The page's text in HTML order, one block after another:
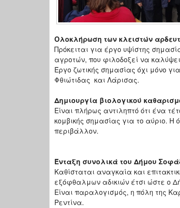
Ολοκλήρωση των κλειστών
Πρόκειται για έργο υψίστης
αγροτών, που φιλοδοξεί να
Έργο ζωτικής σημασίας όχι μόνο
Φθιώτιδας και Λάρισας.
Δημιουργία βιολογικού
Είναι πλήρως αντιληπτό ότι ένα
κομβικής σημασίας για το αύριο.
περιβάλλον.
Ένταξη συνολικά του Δήμου
Καθίσταται αναγκαία και
εξόφθαλμων αδικιών έτσι ώστε ο
Είναι παραλογισμός, η πόλη της
Ρεντίνα.